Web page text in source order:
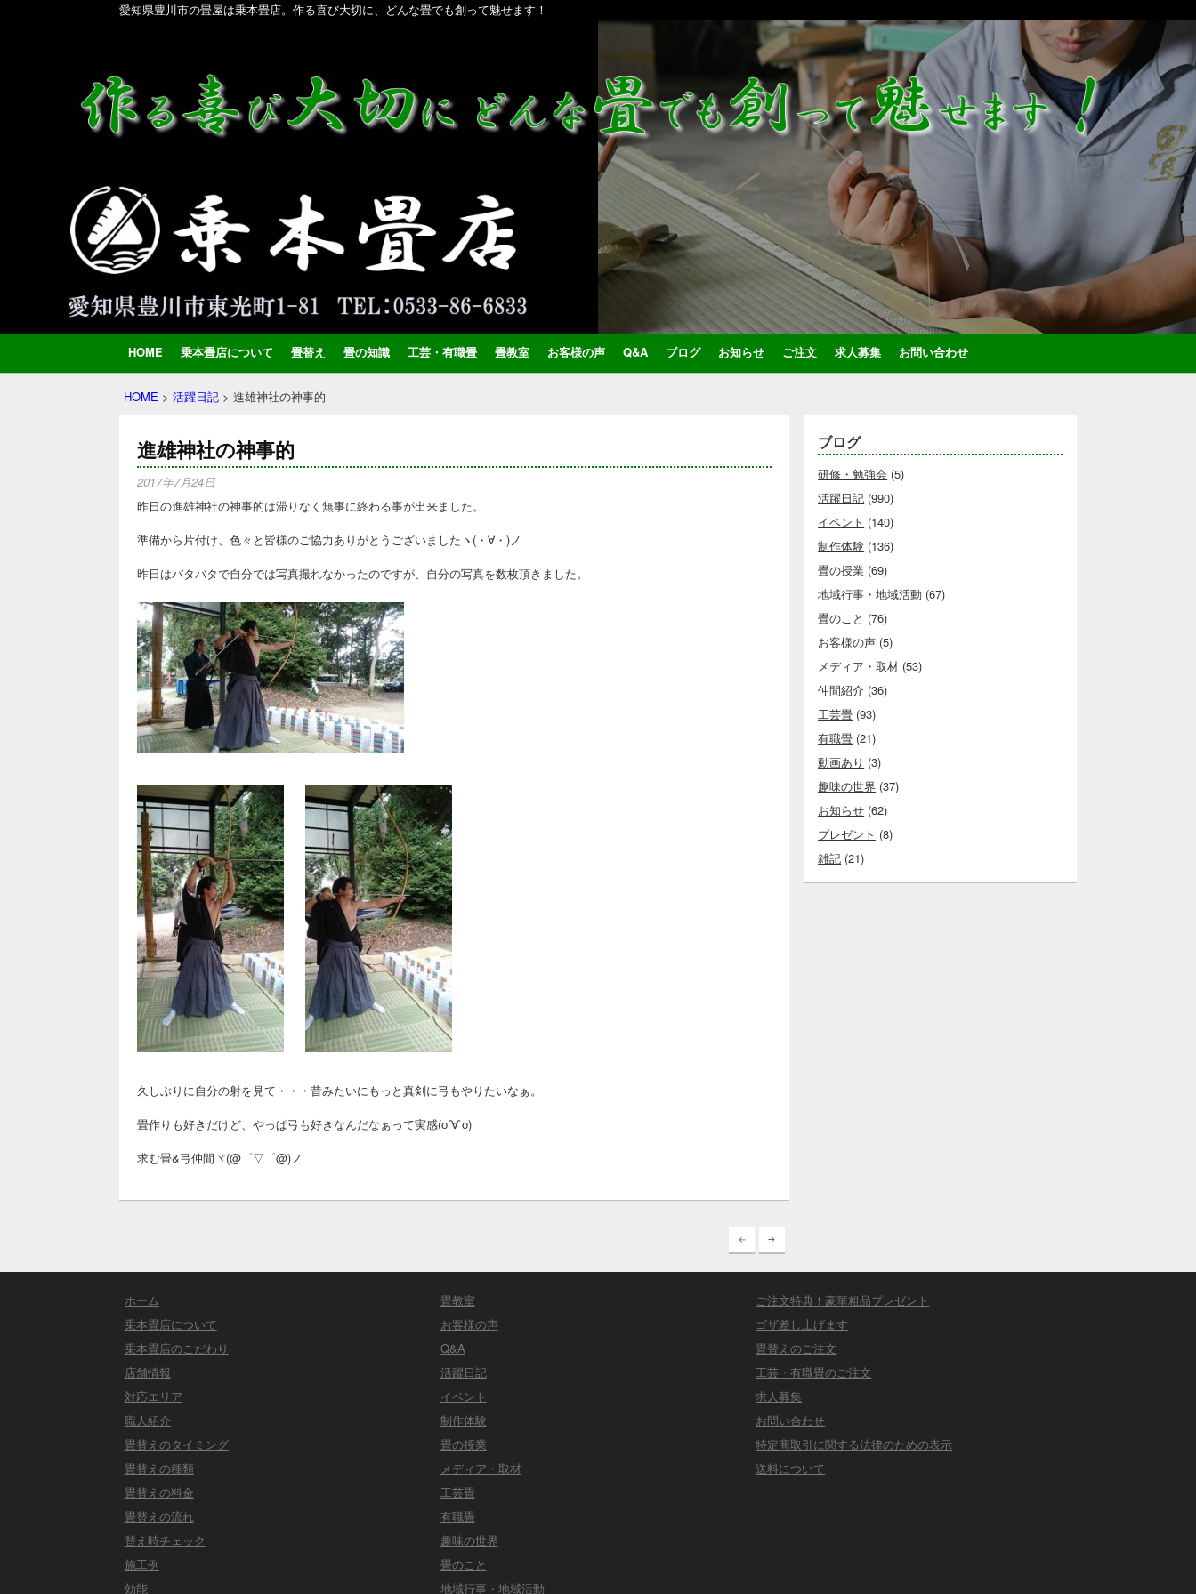
愛知県豊川市の畳屋は乗本畳店。作る喜び大切に、どんな畳でも創って魅せます！
HOME 乗本畳店について 畳替え 畳の知識 工芸・有職畳 畳教室 お客様の声 Q&A ブログ お知らせ ご注文 求人募集 お問い合わせ
HOME >活躍日記 >進雄神社の神事的
進雄神社の神事的
2017年7月24日
昨日の進雄神社の神事的は滞りなく無事に終わる事が出来ました。
準備から片付け、色々と皆様のご協力ありがとうございましたヽ(・∀・)ノ
昨日はバタバタで自分では写真撮れなかったのですが、自分の写真を数枚頂きました。
久しぶりに自分の射を見て・・・昔みたいにもっと真剣に弓もやりたいなぁ。
畳作りも好きだけど、やっぱ弓も好きなんだなぁって実感(о´∀`о)
求む畳&弓仲間ヾ(@゜▽゜@)ノ
ブログ
研修・勉強会 (5)
活躍日記 (990)
イベント (140)
制作体験 (136)
畳の授業 (69)
地域行事・地域活動 (67)
畳のこと (76)
お客様の声 (5)
メディア・取材 (53)
仲間紹介 (36)
工芸畳 (93)
有職畳 (21)
動画あり (3)
趣味の世界 (37)
お知らせ (62)
プレゼント (8)
雑記 (21)
ホーム
乗本畳店について
乗本畳店のこだわり
店舗情報
対応エリア
職人紹介
畳替えのタイミング
畳替えの種類
畳替えの料金
畳替えの流れ
替え時チェック
施工例
効能
畳教室
お客様の声
Q&A
活躍日記
イベント
制作体験
畳の授業
メディア・取材
工芸畳
有職畳
趣味の世界
畳のこと
地域行事・地域活動
ご注文特典！豪華粗品プレゼント
ゴザ差し上げます
畳替えのご注文
工芸・有職畳のご注文
求人募集
お問い合わせ
特定商取引に関する法律のための表示
送料について